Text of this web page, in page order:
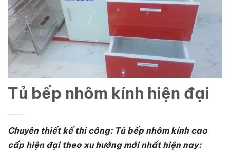
Tủ bếp nhôm kính hiện đại
Chuyên thiết kế thi công: Tủ bếp nhôm kính cao
cấp hiện đại theo xu hướng mới nhất hiện nay: